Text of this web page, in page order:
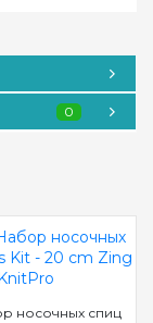
0
носочных спиц